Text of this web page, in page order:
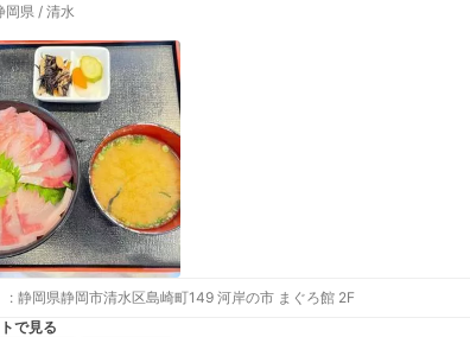
岡県 / 清水
: 静岡県静岡市清水区島崎町149 河岸の市 まぐろ館 2F
で見る